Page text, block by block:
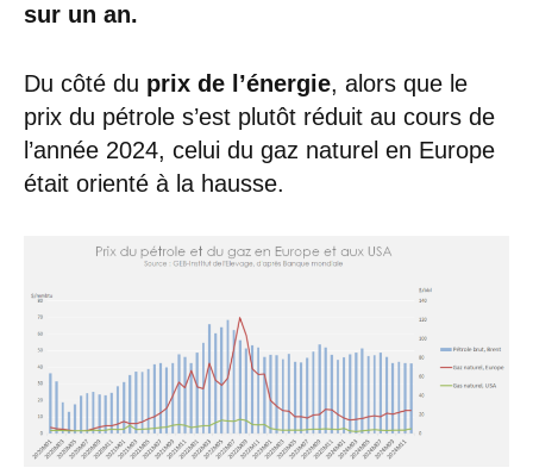
sur un an.
Du côté du prix de l’énergie, alors que le
prix du pétrole s’est plutôt réduit au cours de
l’année 2024, celui du gaz naturel en Europe
était orienté à la hausse.